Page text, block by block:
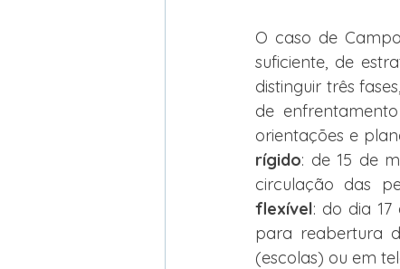
O caso de
suficiente, de
distinguir três
de
orientações e
rígido: de 15 de
circulação das
flexível: do dia
para reabertura
(escolas) ou em